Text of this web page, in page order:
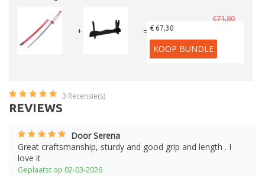
+ =
€71,80
€ 67,30
KOOP BUNDLE
3 Recensie(s)
REVIEWS
Door Serena
Great craftsmanship, sturdy and good grip and length . I
love it
Geplaatst op 02-03-2026